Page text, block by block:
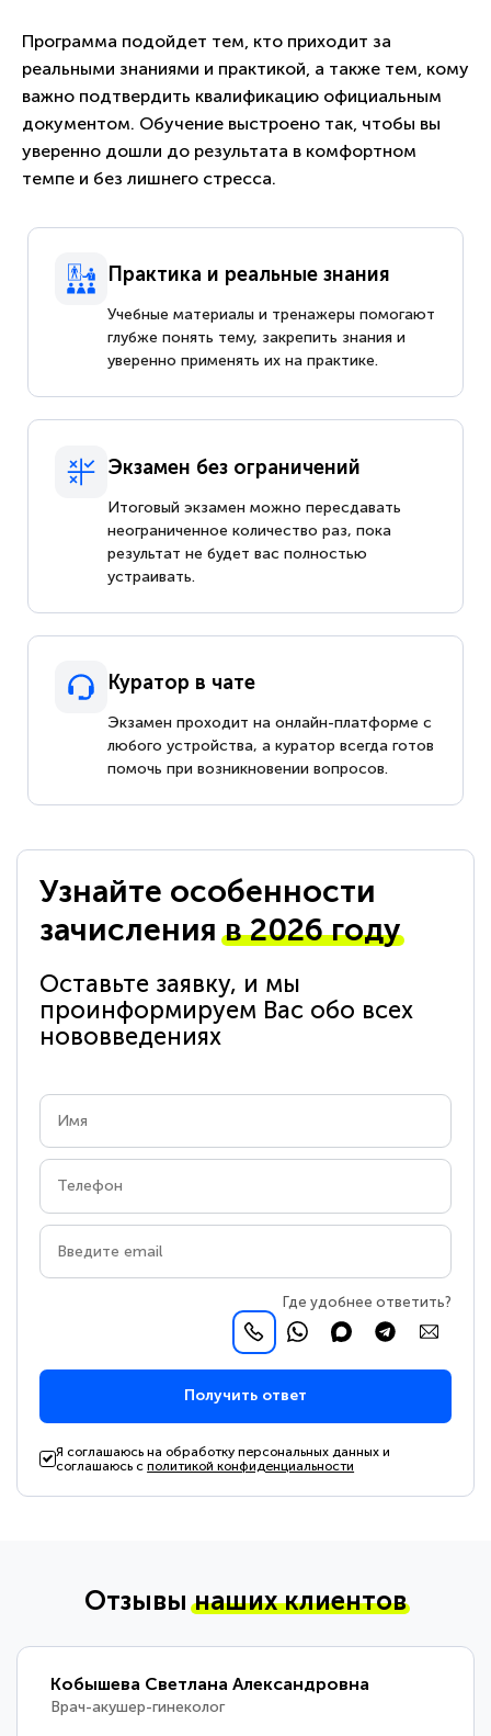
Программа подойдет тем, кто приходит за
реальными знаниями и практикой, а также тем, кому
важно подтвердить квалификацию официальным
документом. Обучение выстроено так, чтобы вы
уверенно дошли до результата в комфортном
темпе и без лишнего стресса.
Практика и реальные знания
Учебные материалы и тренажеры помогают
глубже понять тему, закрепить знания и
уверенно применять их на практике.
Экзамен без ограничений
Итоговый экзамен можно пересдавать
неограниченное количество раз, пока
результат не будет вас полностью
устраивать.
Куратор в чате
Экзамен проходит на онлайн-платформе с
любого устройства, а куратор всегда готов
помочь при возникновении вопросов.
Узнайте особенности
зачисленияв 2026 году
Оставьте заявку, и мы
проинформируем Вас обо всех
нововведениях
Где удобнее ответить?
Получить ответ
Я соглашаюсь на обработку персональных данных и
соглашаюсь сполитикой конфиденциальности
Отзывынаших клиентов
Кобышева Светлана Александровна
Врач-акушер-гинеколог